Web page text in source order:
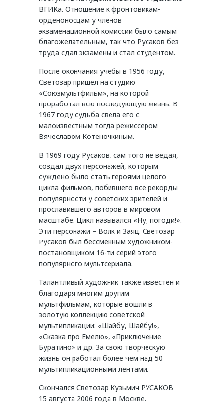
ВГИКа. Отношение к фронтовикам-
орденоносцам у членов
экзаменационной комиссии было самым
благожелательным, так что Русаков без
труда сдал экзамены и стал студентом.
После окончания учебы в 1956 году,
Светозар пришел на студию
«Союзмультфильм», на которой
проработал всю последующую жизнь. В
1967 году судьба свела его с
малоизвестным тогда режиссером
Вячеславом Котеночкиным.
В 1969 году Русаков, сам того не ведая,
создал двух персонажей, которым
суждено было стать героями целого
цикла фильмов, побившего все рекорды
популярности у советских зрителей и
прославившего авторов в мировом
масштабе. Цикл назывался «Ну, погоди!».
Эти персонажи – Волк и Заяц. Светозар
Русаков был бессменным художником-
постановщиком 16-ти серий этого
популярного мультсериала.
Талантливый художник также известен и
благодаря многим другим
мультфильмам, которые вошли в
золотую коллекцию советской
мультипликации: «Шайбу, Шайбу!»,
«Сказка про Емелю», «Приключение
Буратино» и др. За свою творческую
жизнь он работал более чем над 50
мультипликационными лентами.
Скончался Светозар Кузьмич РУСАКОВ
15 августа 2006 года в Москве.